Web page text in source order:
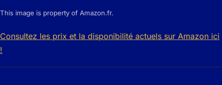
This image is property of Amazon.fr.
Consultez les prix et la disponibilité actuels sur Amazon ici
!